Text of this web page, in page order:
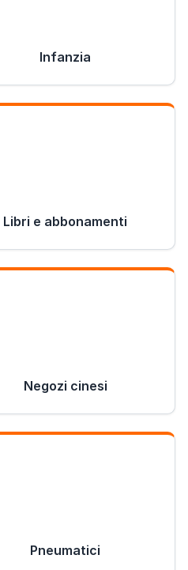
Infanzia
Libri e abbonamenti
Negozi cinesi
Pneumatici